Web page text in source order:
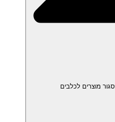
סגור מוצרים לכלבים